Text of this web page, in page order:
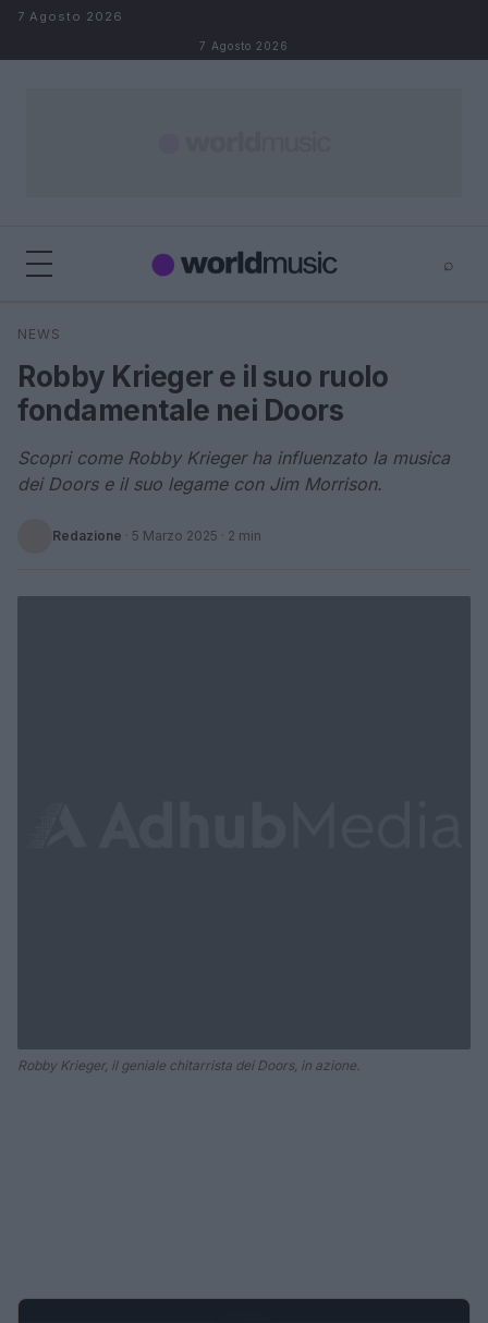
Salta al contenuto
7 Agosto 2026
7 Agosto 2026
⌕
Cerca
NEWS
Robby Krieger e il suo ruolo
fondamentale nei Doors
Scopri come Robby Krieger ha influenzato la musica
dei Doors e il suo legame con Jim Morrison.
Redazione · 5 Marzo 2025 · 2 min
Robby Krieger, il geniale chitarrista dei Doors, in azione.